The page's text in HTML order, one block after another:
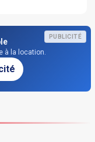
PUBLICITÉ
à la location.